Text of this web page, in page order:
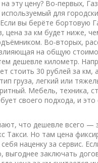
эту цену? Во-первых,
для
вы берёте бортовую
цена за км будет ниже,
Во-вторых,
на общую
дешевле километр.
стоить 30 рублей за км,
тип груза, легкий или
. Мебель, техника,
своего подхода, и
что дешевле всего —
Такси. Но там цена
наценку за сервис.
выгоднее заключать